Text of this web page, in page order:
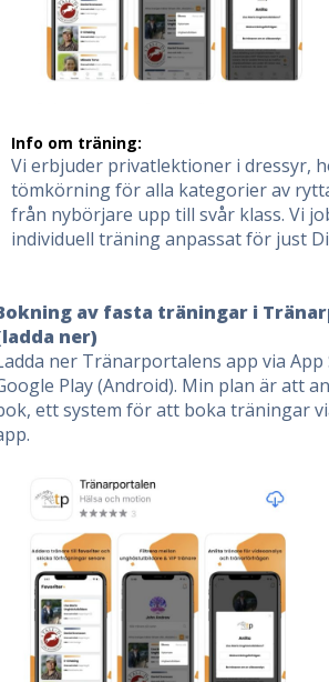
Info om träning:
Vi erbjuder privatlektioner i dressyr,
tömkörning för alla kategorier av
från nybörjare upp till svår klass. Vi
individuell träning anpassat för just
av fasta träningar i
ner)
ner Tränarportalens app via
Play (Android). Min plan är att
ett system för att boka träningar